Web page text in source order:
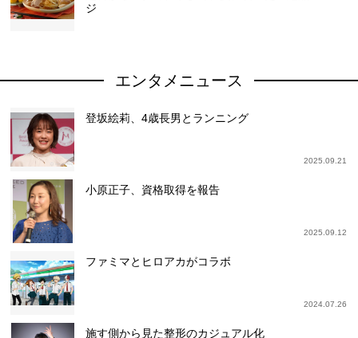
ジ
エンタメニュース
登坂絵莉、4歳長男とランニング
2025.09.21
小原正子、資格取得を報告
2025.09.12
ファミマとヒロアカがコラボ
2024.07.26
施す側から見た整形のカジュアル化